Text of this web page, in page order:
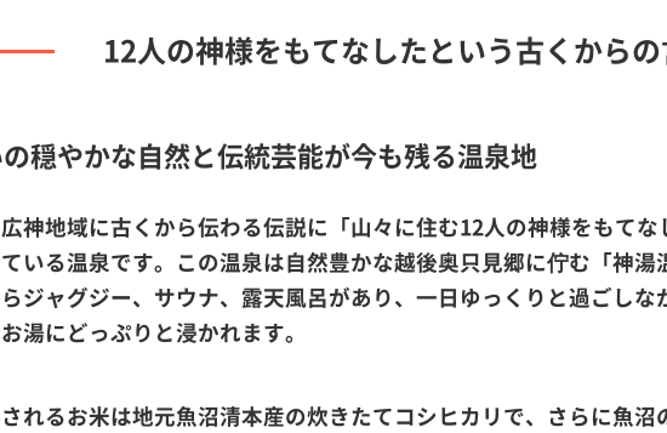
12人の神様をもてなしたという古くから
穏やかな自然と伝統芸能が今も残る温泉地
神地域に古くから伝わる伝説に「山々に住む12人の神様をもて
いる温泉です。この温泉は自然豊かな越後奥只見郷に佇む「神
ジャグジー、サウナ、露天風呂があり、一日ゆっくりと過ごし
湯にどっぷりと浸かれます。
れるお米は地元魚沼清本産の炊きたてコシヒカリで、さらに魚